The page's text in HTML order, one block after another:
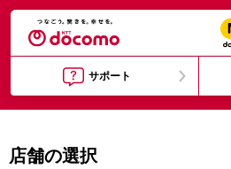
サポート
店舗の選択